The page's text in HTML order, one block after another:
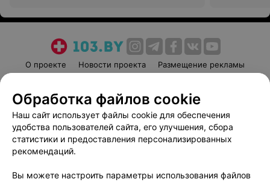
О проекте Новости проекта
Размещение рекламы
Пользовательское соглашение
Способы оплаты
Вакансии
Партнеры
Написать руководителю 103.by
Обработка файлов cookie
Наш сайт использует файлы cookie для обеспечения
удобства пользователей сайта, его улучшения, сбора
статистики и предоставления персонализированных
рекомендаций.
Вы можете настроить параметры использования файлов